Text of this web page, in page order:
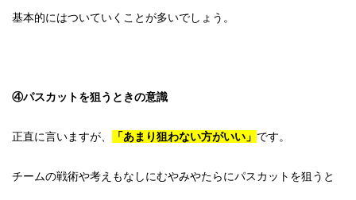
基本的にはついていくことが多いでしょう。
④パスカットを狙うときの意識
正直に言いますが、 「あまり狙わない方がいい」 です。
チームの戦術や考えもなしにむやみやたらにパスカットを狙うと